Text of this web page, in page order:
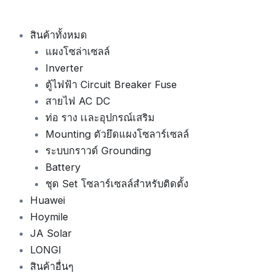
สินค้าทั้งหมด
แผงโซล่าเซลล์
Inverter
ตู้ไฟฟ้า Circuit Breaker Fuse
สายไฟ AC DC
ท่อ ราง เเละอุปกรณ์เสริม
Mounting ตัวยึดแผงโซลาร์เซลล์
ระบบกราวด์ Grounding
Battery
ชุด Set โซลาร์เซลล์สำหรับติดตั้ง
Huawei
Hoymile
JA Solar
LONGI
สินค้าอื่นๆ